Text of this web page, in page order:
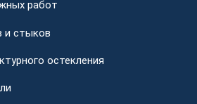
работ
и стыков
остекления